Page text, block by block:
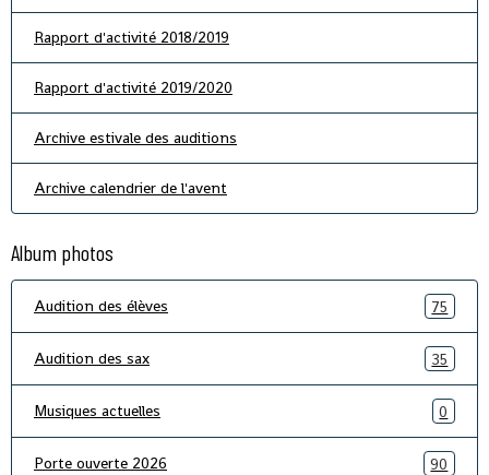
Rapport d'activité 2018/2019
Rapport d'activité 2019/2020
Archive estivale des auditions
Archive calendrier de l'avent
Album photos
Audition des élèves 75
Audition des sax 35
Musiques actuelles 0
Porte ouverte 2026 90